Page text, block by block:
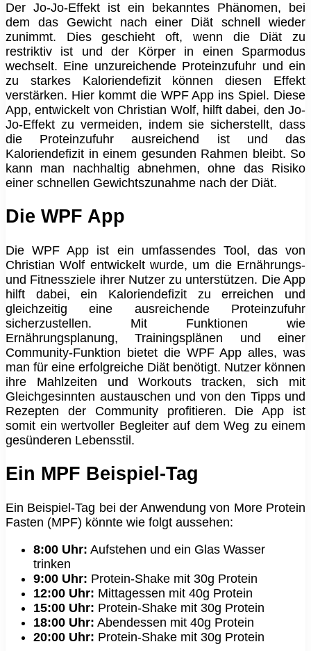
Der Jo-Jo-Effekt ist ein bekanntes Phänomen, bei
dem das Gewicht nach einer Diät schnell wieder
zunimmt. Dies geschieht oft, wenn die Diät zu
restriktiv ist und der Körper in einen Sparmodus
wechselt. Eine unzureichende Proteinzufuhr und ein
zu starkes Kaloriendefizit können diesen Effekt
verstärken. Hier kommt die WPF App ins Spiel. Diese
App, entwickelt von Christian Wolf, hilft dabei, den Jo-
Jo-Effekt zu vermeiden, indem sie sicherstellt, dass
die Proteinzufuhr ausreichend ist und das
Kaloriendefizit in einem gesunden Rahmen bleibt. So
kann man nachhaltig abnehmen, ohne das Risiko
einer schnellen Gewichtszunahme nach der Diät.
Die WPF App
Die WPF App ist ein umfassendes Tool, das von
Christian Wolf entwickelt wurde, um die Ernährungs-
und Fitnessziele ihrer Nutzer zu unterstützen. Die App
hilft dabei, ein Kaloriendefizit zu erreichen und
gleichzeitig eine ausreichende Proteinzufuhr
sicherzustellen. Mit Funktionen wie
Ernährungsplanung, Trainingsplänen und einer
Community-Funktion bietet die WPF App alles, was
man für eine erfolgreiche Diät benötigt. Nutzer können
ihre Mahlzeiten und Workouts tracken, sich mit
Gleichgesinnten austauschen und von den Tipps und
Rezepten der Community profitieren. Die App ist
somit ein wertvoller Begleiter auf dem Weg zu einem
gesünderen Lebensstil.
Ein MPF Beispiel-Tag
Ein Beispiel-Tag bei der Anwendung von More Protein
Fasten (MPF) könnte wie folgt aussehen:
8:00 Uhr: Aufstehen und ein Glas Wasser
trinken
9:00 Uhr: Protein-Shake mit 30g Protein
12:00 Uhr: Mittagessen mit 40g Protein
15:00 Uhr: Protein-Shake mit 30g Protein
18:00 Uhr: Abendessen mit 40g Protein
20:00 Uhr: Protein-Shake mit 30g Protein